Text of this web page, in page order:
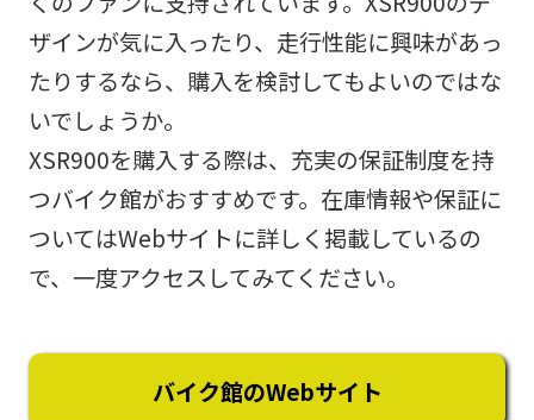
ザインが気に入ったり、走行性能に興味があっ
たりするなら、購入を検討してもよいのではな
いでしょうか。
XSR900を購入する際は、充実の保証制度を持
つバイク館がおすすめです。在庫情報や保証に
ついてはWebサイトに詳しく掲載しているの
で、一度アクセスしてみてください。
バイク館のWebサイト